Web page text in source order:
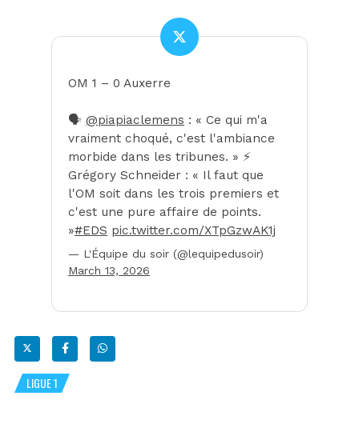
OM 1 – 0 Auxerre
🗣️ @piapiaclemens : « Ce qui m'a
vraiment choqué, c'est l'ambiance
morbide dans les tribunes. » ⚡️
Grégory Schneider : « Il faut que
l'OM soit dans les trois premiers et
c'est une pure affaire de points.
»#EDS pic.twitter.com/XTpGzwAK1j
— L'Équipe du soir (@lequipedusoir)
March 13, 2026
LIGUE 1